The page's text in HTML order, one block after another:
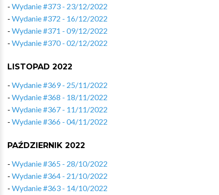
- Wydanie #373 - 23/12/2022
- Wydanie #372 - 16/12/2022
- Wydanie #371 - 09/12/2022
- Wydanie #370 - 02/12/2022
LISTOPAD 2022
- Wydanie #369 - 25/11/2022
- Wydanie #368 - 18/11/2022
- Wydanie #367 - 11/11/2022
- Wydanie #366 - 04/11/2022
PAŹDZIERNIK 2022
- Wydanie #365 - 28/10/2022
- Wydanie #364 - 21/10/2022
- Wydanie #363 - 14/10/2022